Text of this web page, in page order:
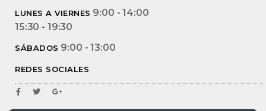
LUNES A VIERNES 9:00 - 14:00
15:30 - 19:30
SÁBADOS 9:00 - 13:00
REDES SOCIALES